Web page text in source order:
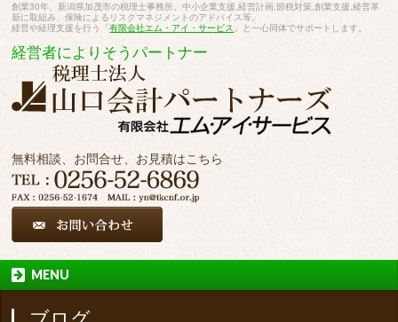
創業30年、新潟県加茂市の税理士事務所。中小企業支援,経営計画,節税対策,創業支援,経営革
新に取組み、保険によるリスクマネジメントのアドバイス等。
経営や経理支援を行う「有限会社エム・アイ・サービス 」と一心同体でサポートします。
経営者によりそうパートナー
無料相談、お問合せ、お見積はこちら
MENU